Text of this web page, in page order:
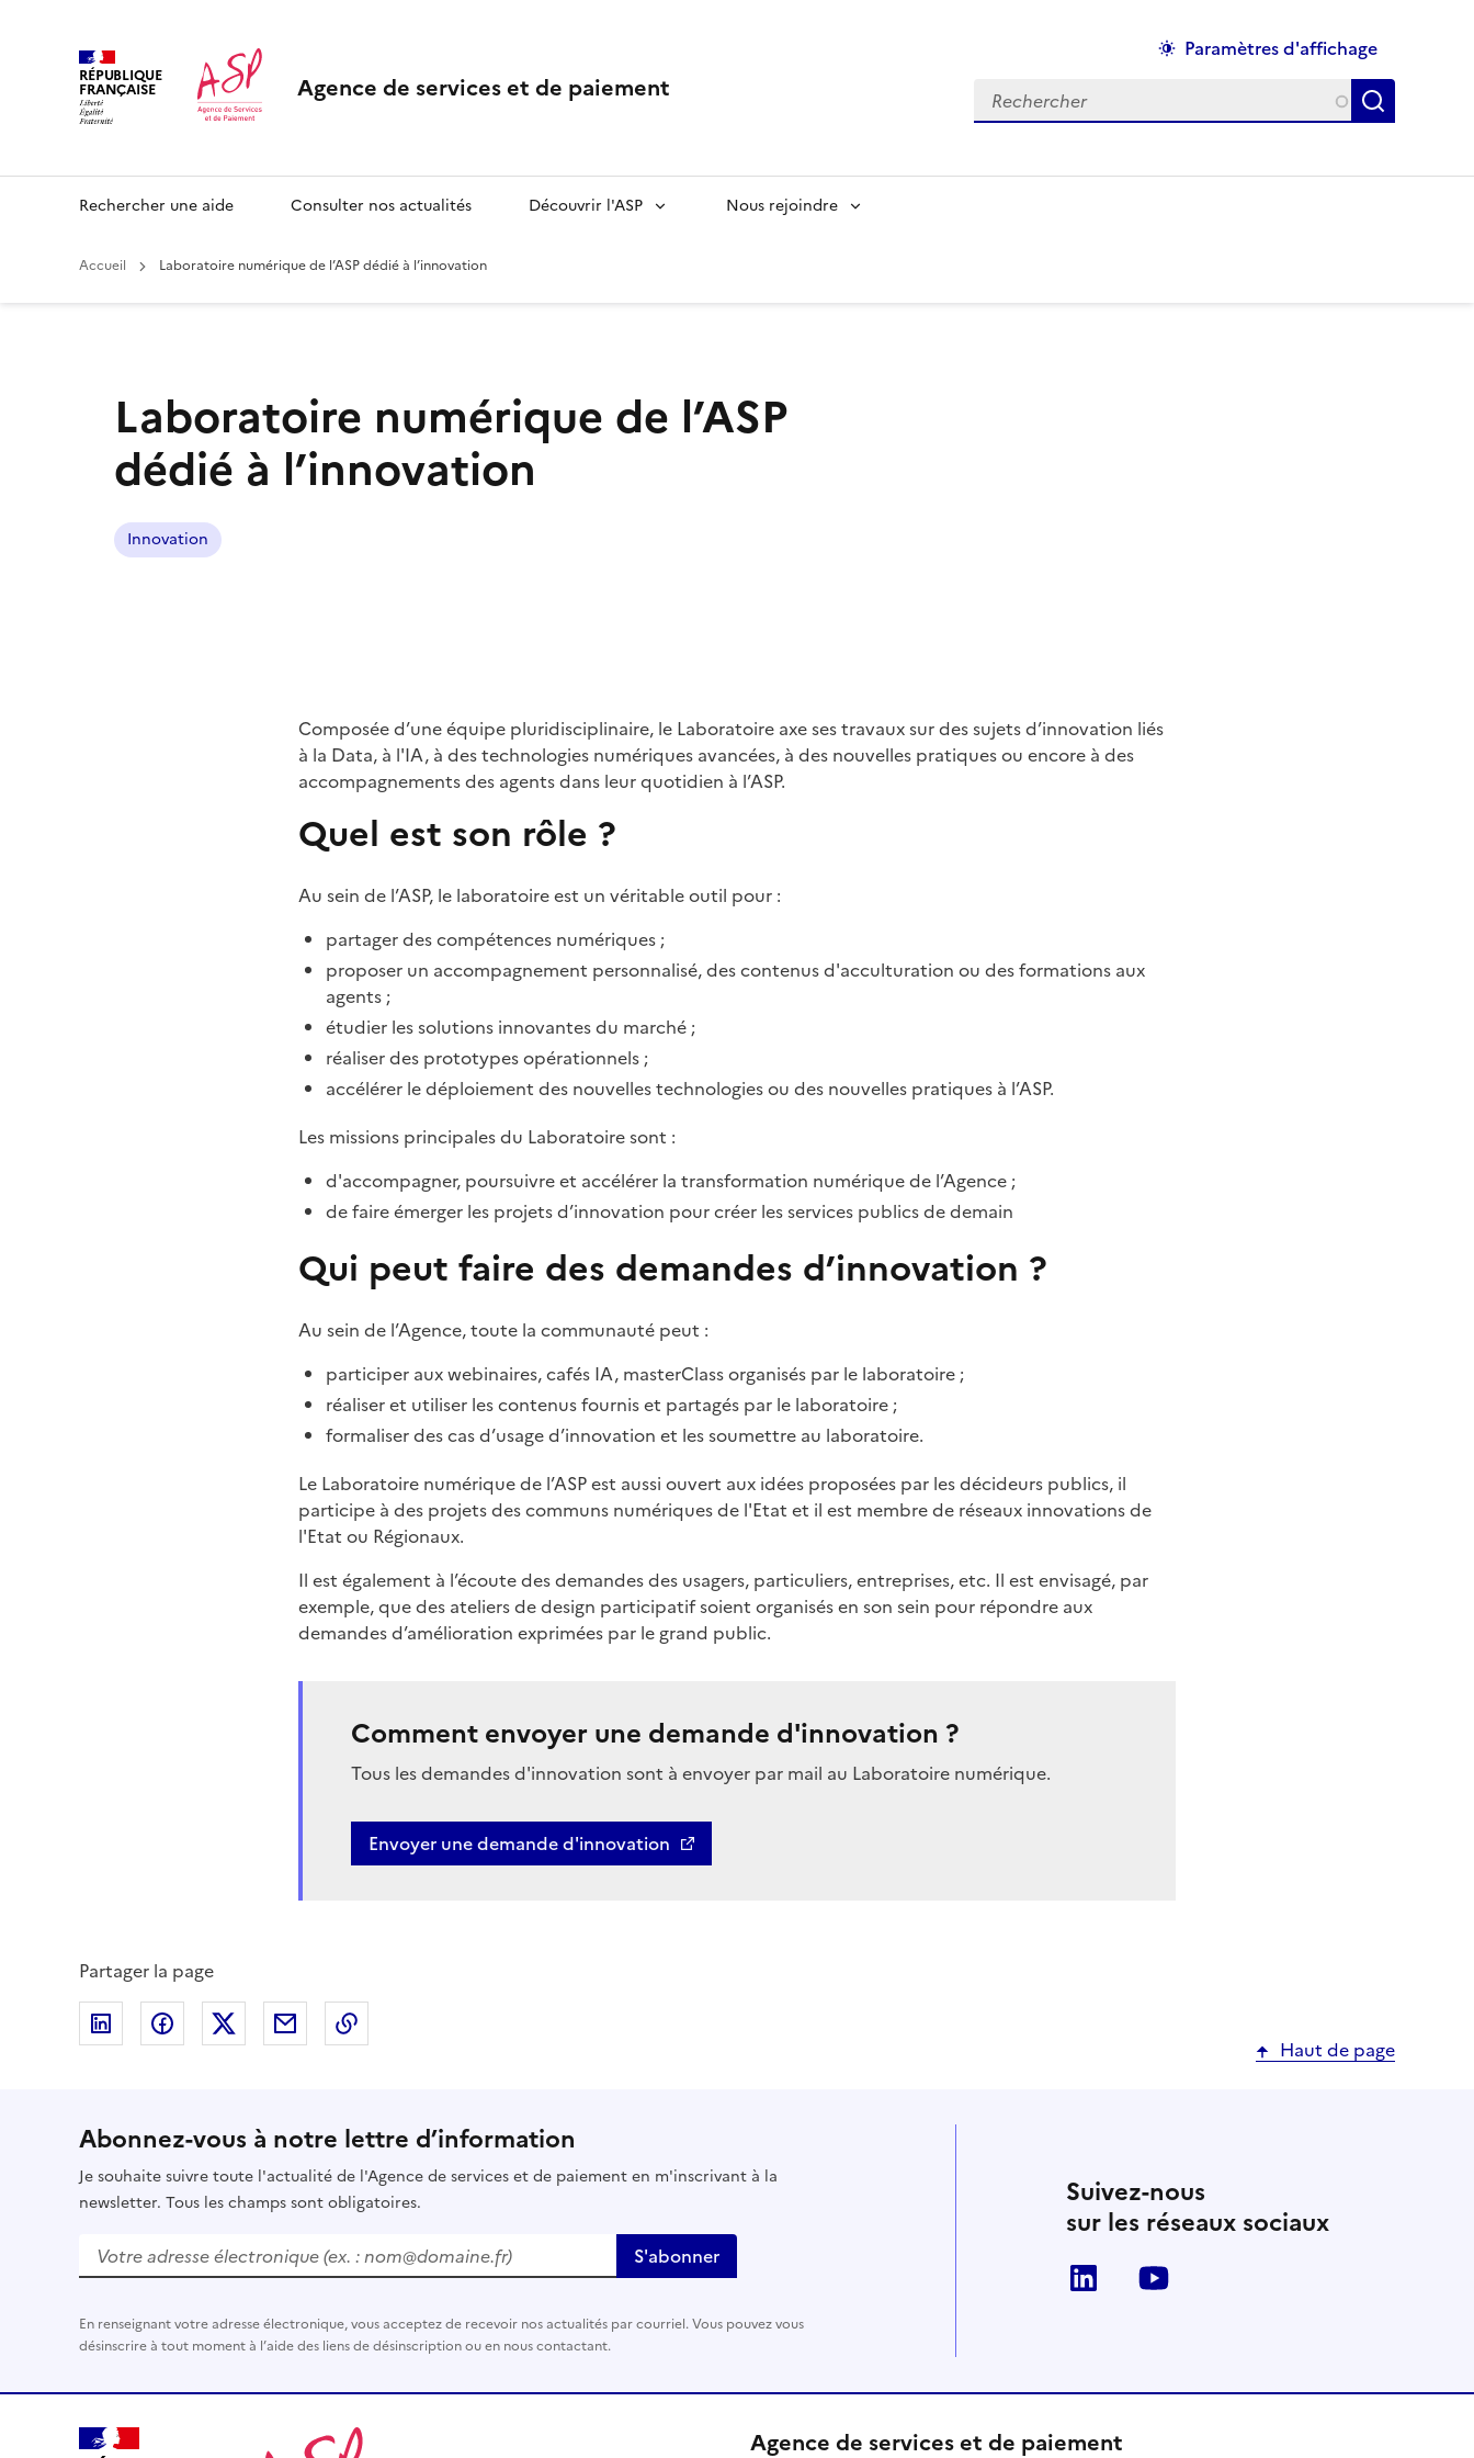
RÉPUBLIQUE
FRANÇAISE Agence de services et de paiement
Paramètres d'affichage
Rechercher
Rechercher une aide Consulter nos actualités Découvrir l'ASP Nous rejoindre
Accueil Laboratoire numérique de l’ASP dédié à l’innovation
Laboratoire numérique de l’ASP
dédié à l’innovation
Innovation
Composée d’une équipe pluridisciplinaire, le Laboratoire axe ses travaux sur des sujets d’innovation liés
à la Data, à l'IA, à des technologies numériques avancées, à des nouvelles pratiques ou encore à des
accompagnements des agents dans leur quotidien à l’ASP.
Quel est son rôle ?
Au sein de l’ASP, le laboratoire est un véritable outil pour :
partager des compétences numériques ;
proposer un accompagnement personnalisé, des contenus d'acculturation ou des formations aux
agents ;
étudier les solutions innovantes du marché ;
réaliser des prototypes opérationnels ;
accélérer le déploiement des nouvelles technologies ou des nouvelles pratiques à l’ASP.
Les missions principales du Laboratoire sont :
d'accompagner, poursuivre et accélérer la transformation numérique de l’Agence ;
de faire émerger les projets d’innovation pour créer les services publics de demain
Qui peut faire des demandes d’innovation ?
Au sein de l’Agence, toute la communauté peut :
participer aux webinaires, cafés IA, masterClass organisés par le laboratoire ;
réaliser et utiliser les contenus fournis et partagés par le laboratoire ;
formaliser des cas d’usage d’innovation et les soumettre au laboratoire.
Le Laboratoire numérique de l’ASP est aussi ouvert aux idées proposées par les décideurs publics, il
participe à des projets des communs numériques de l'Etat et il est membre de réseaux innovations de
l'Etat ou Régionaux.
Il est également à l’écoute des demandes des usagers, particuliers, entreprises, etc. Il est envisagé, par
exemple, que des ateliers de design participatif soient organisés en son sein pour répondre aux
demandes d’amélioration exprimées par le grand public.
Comment envoyer une demande d'innovation ?
Tous les demandes d'innovation sont à envoyer par mail au Laboratoire numérique.
Envoyer une demande d'innovation
Partager la page
Partager sur LinkedIn
Partager sur Facebook
Partager sur Twitter
Partager par email
Haut de page
Abonnez-vous à notre lettre d’information
Je souhaite suivre toute l'actualité de l'Agence de services et de paiement en m'inscrivant à la
newsletter. Tous les champs sont obligatoires.
Votre adresse électronique (ex. : nom@domaine.fr) S'abonner
En renseignant votre adresse électronique, vous acceptez de recevoir nos actualités par courriel. Vous pouvez vous
désinscrire à tout moment à l’aide des liens de désinscription ou en nous contactant.
Suivez-nous
sur les réseaux sociaux
LinkedIn
Agence de services et de paiement